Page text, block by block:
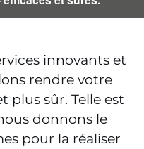
innovants et
rendre votre
plus sûr. Telle est
donnons le
pour la réaliser